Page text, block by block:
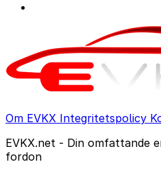
Om EVKX Integritetspolicy
EVKX.net - Din omfattande
fordon